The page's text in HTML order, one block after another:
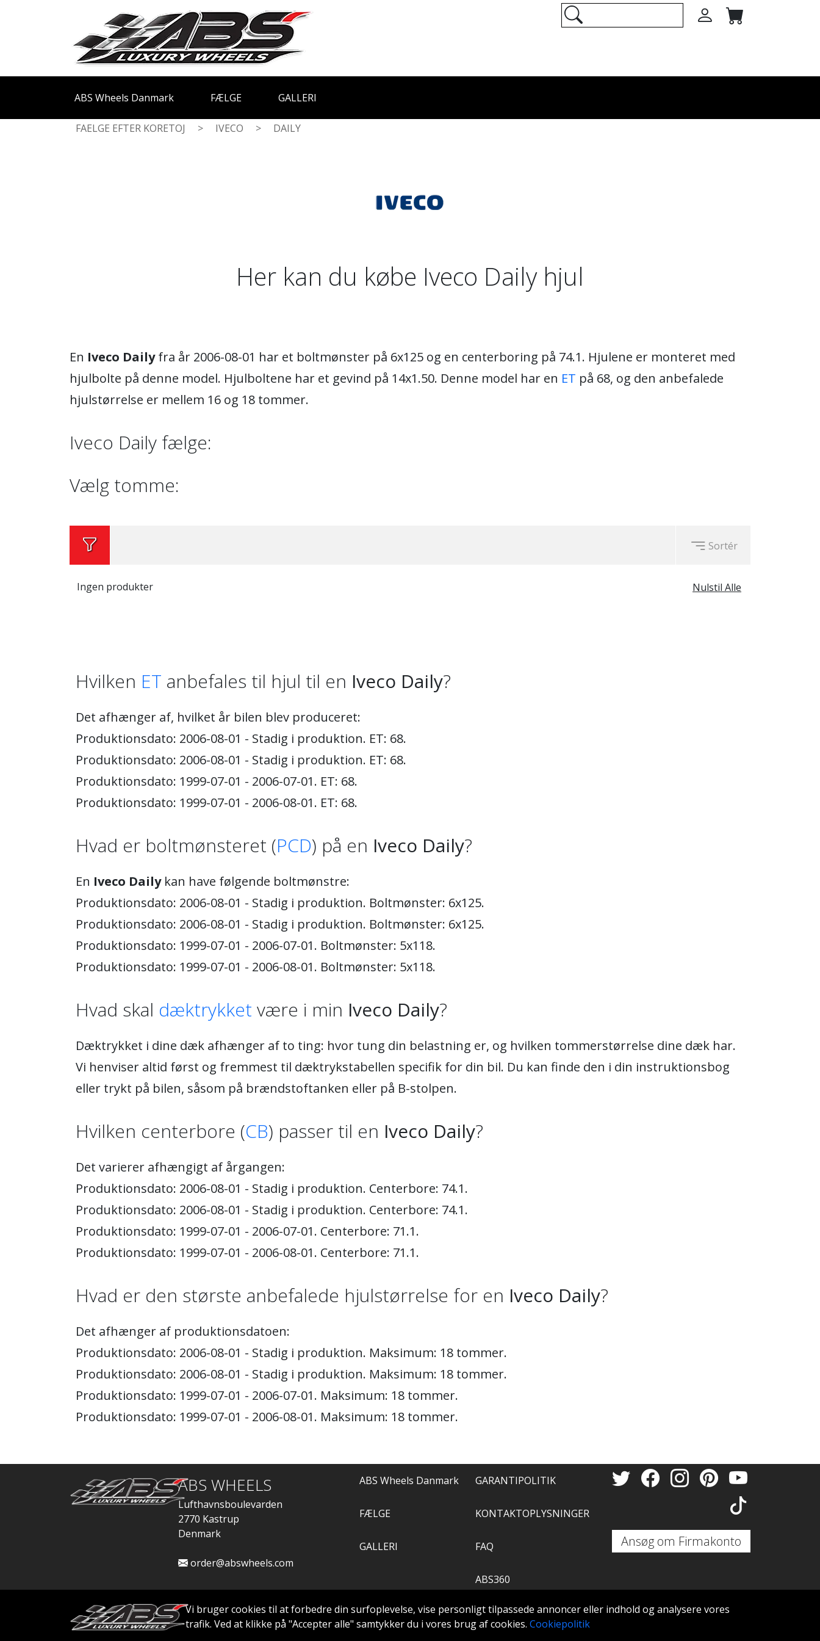
ABS Wheels Danmark FÆLGE GALLERI
Vi bruger cookies til at forbedre din surfoplevelse, vise personligt tilpassede annoncer eller indhold og analysere vores
trafik. Ved at klikke på "Accepter alle" samtykker du i vores brug af cookies. Cookiepolitik
FAELGE EFTER KORETOJ > IVECO > DAILY
Her kan du købe Iveco Daily hjul
En Iveco Dailyfra år 2006-08-01 har et boltmønster på 6x125 og en centerboring på 74.1. Hjulene er monteret med
hjulbolte på denne model. Hjulboltene har et gevind på 14x1.50. Denne model har en ET på 68, og den anbefalede
hjulstørrelse er mellem 16 og 18 tommer.
Iveco Daily fælge:
Vælg tomme:
Sortér
Nulstil Alle
Ingen produkter
Hvilken ET anbefales til hjul til en Iveco Daily?
Det afhænger af, hvilket år bilen blev produceret:
Produktionsdato: 2006-08-01 - Stadig i produktion. ET: 68.
Produktionsdato: 2006-08-01 - Stadig i produktion. ET: 68.
Produktionsdato: 1999-07-01 - 2006-07-01. ET: 68.
Produktionsdato: 1999-07-01 - 2006-08-01. ET: 68.
Hvad er boltmønsteret (PCD) på en Iveco Daily?
En Iveco Dailykan have følgende boltmønstre:
Produktionsdato: 2006-08-01 - Stadig i produktion. Boltmønster: 6x125.
Produktionsdato: 2006-08-01 - Stadig i produktion. Boltmønster: 6x125.
Produktionsdato: 1999-07-01 - 2006-07-01. Boltmønster: 5x118.
Produktionsdato: 1999-07-01 - 2006-08-01. Boltmønster: 5x118.
Hvad skal dæktrykket være i min Iveco Daily?
Dæktrykket i dine dæk afhænger af to ting: hvor tung din belastning er, og hvilken tommerstørrelse dine dæk har.
Vi henviser altid først og fremmest til dæktrykstabellen specifik for din bil. Du kan finde den i din instruktionsbog
eller trykt på bilen, såsom på brændstoftanken eller på B-stolpen.
Hvilken centerbore (CB) passer til en Iveco Daily?
Det varierer afhængigt af årgangen:
Produktionsdato: 2006-08-01 - Stadig i produktion. Centerbore: 74.1.
Produktionsdato: 2006-08-01 - Stadig i produktion. Centerbore: 74.1.
Produktionsdato: 1999-07-01 - 2006-07-01. Centerbore: 71.1.
Produktionsdato: 1999-07-01 - 2006-08-01. Centerbore: 71.1.
Hvad er den største anbefalede hjulstørrelse for en Iveco Daily?
Det afhænger af produktionsdatoen:
Produktionsdato: 2006-08-01 - Stadig i produktion. Maksimum: 18 tommer.
Produktionsdato: 2006-08-01 - Stadig i produktion. Maksimum: 18 tommer.
Produktionsdato: 1999-07-01 - 2006-07-01. Maksimum: 18 tommer.
Produktionsdato: 1999-07-01 - 2006-08-01. Maksimum: 18 tommer.
ABS WHEELS
Lufthavnsboulevarden
2770 Kastrup
Denmark
order@abswheels.com
ABS Wheels Danmark
FÆLGE
GALLERI
GARANTIPOLITIK
KONTAKTOPLYSNINGER
FAQ
ABS360
VÆRKTØJ
Ansøg om Firmakonto